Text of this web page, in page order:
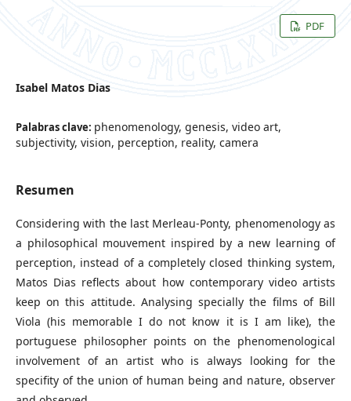
PDF
Isabel Matos Dias
Palabras clave: phenomenology, genesis, video art,
subjectivity, vision, perception, reality, camera
Resumen
Considering with the last Merleau-Ponty, phenomenology as
a philosophical mouvement inspired by a new learning of
perception, instead of a completely closed thinking system,
Matos Dias reflects about how contemporary video artists
keep on this attitude. Analysing specially the films of Bill
Viola (his memorable I do not know it is I am like), the
portuguese philosopher points on the phenomenological
involvement of an artist who is always looking for the
specifity of the union of human being and nature, observer